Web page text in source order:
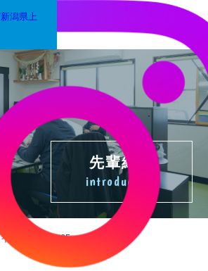
先輩紹介
introduction
インタビュー#05